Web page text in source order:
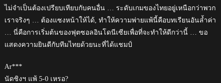
ไม่จำเป็นต้องเปรียบเทียบกับคนอื่น … ระดับเกมของไทยอยู่เหนือกว่าพวก
เราจริงๆ … ต้องแซงหน้าให้ได้, ทำให้ความพ่ายแพ้นี้คือบทเรียนอันล้ำค่า
… นี่คือการเริ่มต้นของฟุตซอลอินโดนีเซียเพื่อที่จะทำให้ดีกว่านี้ … ขอ
แสดงความยินดีกับทีมไทยด้วยนะที่ได้แชมป์
Ar***
นัดชิงฯ แพ้ 5-0 เหรอ?